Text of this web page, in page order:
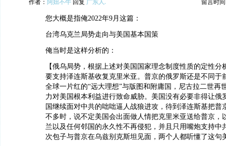
作者： 阿妞不牛 回复 广东人. 留言时间
您大概是指俺2022年9月这篇：
台湾乌克兰局势走向与美国基本国策
俺当时是这样分析的：
【俄乌局势，根据上述对美国国家理念制度性质的定性分
要支持泽连斯基收复克里米亚。普京的俄罗斯还是不同于
全球一片红的“远大理想”与版图和附庸国，尼古拉二世再
力对美国根本利益进行致命威胁。美国没有必要非得让俄
国继续面对中共的咄咄逼人战狼进攻，待到泽连斯基把普
不多时，说不定美国会出面做人情把克里米亚送给普京，
兰以及任何邻国的永久性不再侵犯，并且只用嘴炮支持中
次包子与普京在乌兹别克斯坦见面，两个人都听懂了这句